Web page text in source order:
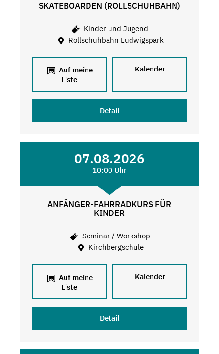
SKATEBOARDEN (ROLLSCHUHBAHN)
Kinder und Jugend
Rollschuhbahn Ludwigspark
Auf meine
Liste
Kalender
Detail
07.08.2026
10:00 Uhr
ANFÄNGER-FAHRRADKURS FÜR
KINDER
Seminar / Workshop
Kirchbergschule
Auf meine
Liste
Kalender
Detail